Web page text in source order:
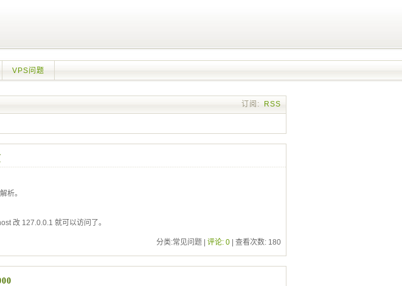
VPS问题
订阅: RSS
析。
改 127.0.0.1 就可以访问了。
分类:常见问题 | 评论: 0 | 查看次数: 180